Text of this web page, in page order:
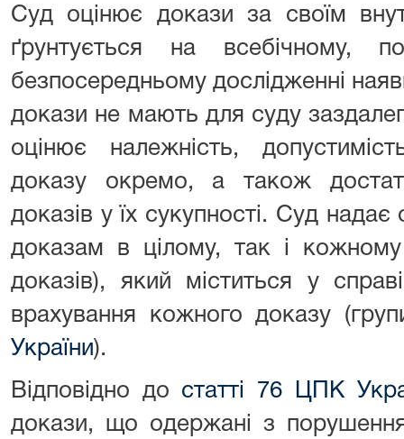
Суд оцінює докази за своїм
ґрунтується на всебічному,
безпосередньому дослідженні
докази не мають для суду
оцінює належність,
доказу окремо, а також
доказів у їх сукупності. Суд надає
доказам в цілому, так і кожному
доказів), який міститься у
врахування кожного доказу
України).
Відповідно до статті 76 ЦПК
докази, що одержані з